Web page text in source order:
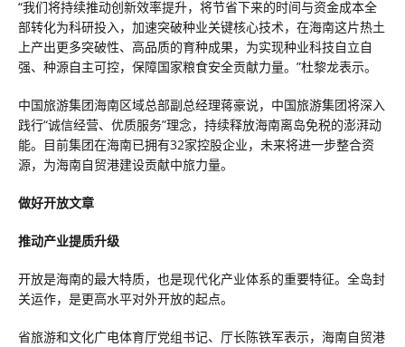
“我们将持续推动创新效率提升，将节省下来的时间与资金成本全
部转化为科研投入，加速突破种业关键核心技术，在海南这片热土
上产出更多突破性、高品质的育种成果，为实现种业科技自立自
强、种源自主可控，保障国家粮食安全贡献力量。”杜黎龙表示。
中国旅游集团海南区域总部副总经理蒋豪说，中国旅游集团将深入
践行“诚信经营、优质服务”理念，持续释放海南离岛免税的澎湃动
能。目前集团在海南已拥有32家控股企业，未来将进一步整合资
源，为海南自贸港建设贡献中旅力量。
做好开放文章
推动产业提质升级
开放是海南的最大特质，也是现代化产业体系的重要特征。全岛封
关运作，是更高水平对外开放的起点。
省旅游和文化广电体育厅党组书记、厅长陈铁军表示，海南自贸港